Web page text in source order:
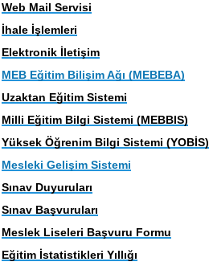
Web Mail Servisi
İhale İşlemleri
Elektronik İletişim
MEB Eğitim Bilişim Ağı (MEBEBA)
Uzaktan Eğitim Sistemi
Milli Eğitim Bilgi Sistemi (MEBBIS)
Yüksek Öğrenim Bilgi Sistemi (YOBİS)
Mesleki Gelişim Sistemi
Sınav Duyuruları
Sınav Başvuruları
Meslek Liseleri Başvuru Formu
Eğitim İstatistikleri Yıllığı